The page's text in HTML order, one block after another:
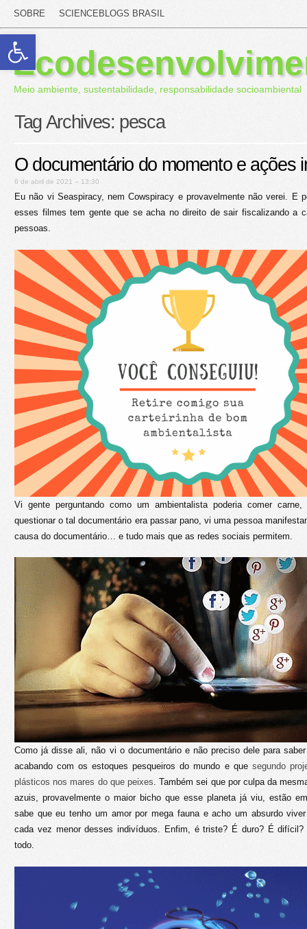
Abrir a barra de ferramentas
SOBRE SCIENCEBLOGS BRASIL
Meio ambiente, sustentabilidade, responsabilidade socioambiental
Tag Archives: pesca
O documentário do momento e ações
6 de abril de 2021 – 13:30
Eu não vi Seaspiracy, nem Cowspiracy e provavelmente não verei. E
esses filmes tem gente que se acha no direito de sair fiscalizando a
pessoas.
Vi gente perguntando como um ambientalista poderia comer
questionar o tal documentário era passar pano, vi uma pessoa
causa do documentário… e tudo mais que as redes sociais permitem.
Como já disse ali, não vi o documentário e não preciso dele para
acabando com os estoques pesqueiros do mundo e quesegundo
plásticos nos mares do que peixes. Também sei que por culpa da
azuis, provavelmente o maior bicho que esse planeta já viu, estão
sabe que eu tenho um amor por mega fauna e acho um absurdo
cada vez menor desses indivíduos. Enfim, é triste? É duro? É
todo.